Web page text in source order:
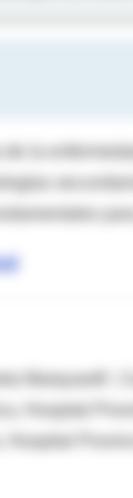
de la
Marquardt¹,
Hospital
Hospital